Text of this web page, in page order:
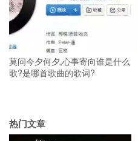
莫问今夕何夕,心事寄向谁是什么
歌?是哪首歌曲的歌词?
热门文章